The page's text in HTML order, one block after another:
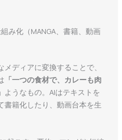
み化（MANGA、書籍、動画
ディアに変換することで、
「一つの食材で、カレーも肉
ようなもの。AIはテキストを
書籍化したり、動画台本を生